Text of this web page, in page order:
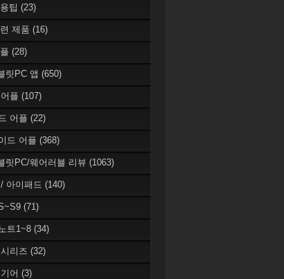
팁 (23)
제품 (16)
(28)
릿PC 앱 (650)
플 (107)
어플 (22)
드 어플 (368)
릿PC/웨어러블 리뷰 (1063)
아이패드 (140)
(71)
트1~8 (34)
리즈 (32)
어 (3)